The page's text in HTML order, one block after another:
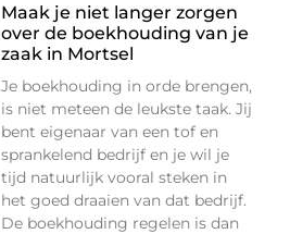
Maak je niet langer zorgen
over de boekhouding van je
zaak in Mortsel
Je boekhouding in orde brengen,
is niet meteen de leukste taak. Jij
bent eigenaar van een tof en
sprankelend bedrijf en je wil je
tijd natuurlijk vooral steken in
het goed draaien van dat bedrijf.
De boekhouding regelen is dan